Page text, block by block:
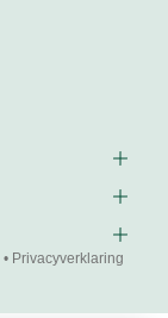
• Privacyverklaring